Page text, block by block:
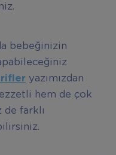
bebeğinizin
yazımızdan
hem de çok
farklı